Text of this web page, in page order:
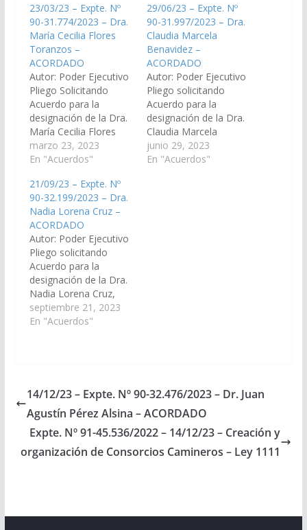
23/03/23 – Expte. Nº
90-31.774/2023 – Dra.
María Cecilia Flores
Toranzos –
ACORDADO
Autor: Poder Ejecutivo
Pliego Solicitando
Acuerdo para la
designación de la Dra.
María Cecilia Flores
Toranzos, D.N.I. N°
27.571.604, en el cargo
Juicio Sala IV, Vocal N°
2 del Distrito Judicial
del Centro. (Expte. Nº
90-31.774/2023, a la
Comisión de Justicia,
Acuerdos y
Designaciones).
Acordado,…
marzo 23, 2023
En "Acuerdos"
29/06/23 – Expte. Nº
90-31.997/2023 – Dra.
Claudia Marcela
Benavidez –
ACORDADO
Autor: Poder Ejecutivo
Pliego solicitando
Acuerdo para la
designación de la Dra.
Claudia Marcela
Benavidez, D.N.I. N°
24.697.777, como
junio 29, 2023
En "Acuerdos"
21/09/23 – Expte. Nº
90-32.199/2023 – Dra.
Nadia Lorena Cruz –
ACORDADO
Autor: Poder Ejecutivo
Pliego solicitando
Acuerdo para la
designación de la Dra.
Nadia Lorena Cruz,
D.N.I. N° 27.544.519,
en el cargo de Juez de
Centro. (Expte. Nº 90-
32.199/2023, a la
Comisión de Justicia,
Acuerdos y
Designaciones).
Acordado, el
septiembre 21, 2023
En "Acuerdos"
14/12/23 – Expte. Nº 90-32.476/2023 – Dr. Juan
Agustín Pérez Alsina – ACORDADO
Expte. Nº 91-45.536/2022 – 14/12/23 – Creación y
organización de Consorcios Camineros – Ley 1111